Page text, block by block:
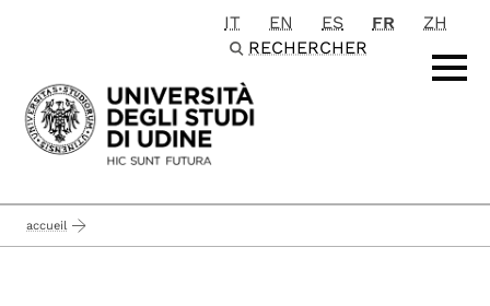
Passa al contenuto principale
IT EN ES FR
ZH
RECHERCHER
accueil